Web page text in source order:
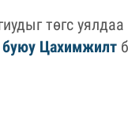
төгс
Цахимжилт